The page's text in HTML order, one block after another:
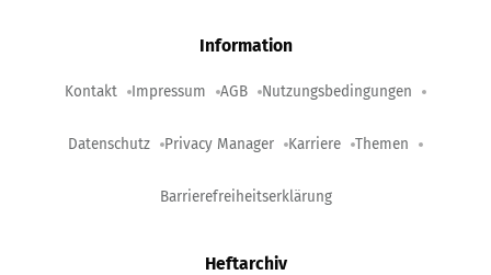
Information
Kontakt Impressum AGB Nutzungsbedingungen
Datenschutz Privacy Manager Karriere Themen
Barrierefreiheitserklärung
Heftarchiv